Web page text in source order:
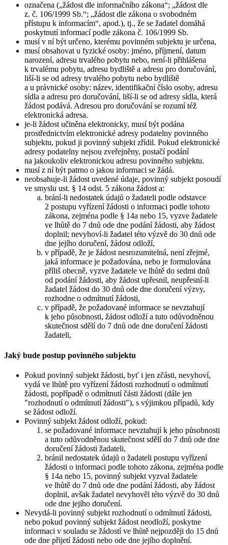
označena („žádost dle informačního zákona“; „žádost dle
z. č. 106/1999 Sb.“; „žádost dle zákona o svobodném
přístupu k informacím“, apod.), tj., že se žadatel domáhá
poskytnutí informací podle zákona č. 106/1999 Sb.
musí v ní být určeno, kterému povinném subjektu je určena,
musí obsahovat u fyzické osoby: jméno, příjmení, datum
narození, adresu trvalého pobytu nebo, není-li přihlášena
k trvalému pobytu, adresu bydliště a adresu pro doručování,
liší-li se od adresy trvalého pobytu nebo bydliště
a u právnické osoby: název, identifikační číslo osoby, adresu
sídla a adresu pro doručování, liší-li se od adresy sídla, která
žádost podává. Adresou pro doručování se rozumí též
elektronická adresa.
je-li žádost učiněna elektronicky, musí být podána
prostřednictvím elektronické adresy podatelny povinného
subjektu, pokud ji povinný subjekt zřídil. Pokud elektronické
adresy podatelny nejsou zveřejněny, postačí podání
na jakoukoliv elektronickou adresu povinného subjektu.
musí z ní být patrno o jakou informaci se žádá.
neobsahuje-li žádost uvedené údaje, povinný subjekt posoudí
ve smyslu ust. § 14 odst. 5 zákona žádost a:
brání-li nedostatek údajů o žadateli podle odstavce
2 postupu vyřízení žádosti o informaci podle tohoto
zákona, zejména podle § 14a nebo 15, vyzve žadatele
ve lhůtě do 7 dnů ode dne podání žádosti, aby žádost
doplnil; nevyhoví-li žadatel této výzvě do 30 dnů ode
dne jejího doručení, žádost odloží,
v případě, že je žádost nesrozumitelná, není zřejmé,
jaká informace je požadována, nebo je formulována
příliš obecně, vyzve žadatele ve lhůtě do sedmi dnů
od podání žádosti, aby žádost upřesnil, neupřesní-li
žadatel žádost do 30 dnů ode dne doručení výzvy,
rozhodne o odmítnutí žádosti,
v případě, že požadované informace se nevztahují
k jeho působnosti, žádost odloží a tuto odůvodněnou
skutečnost sdělí do 7 dnů ode dne doručení žádosti
žadateli,
Jaký bude postup povinného subjektu
Pokud povinný subjekt žádosti, byť i jen zčásti, nevyhoví,
vydá ve lhůtě pro vyřízení žádosti rozhodnutí o odmítnutí
žádosti, popřípadě o odmítnutí části žádosti (dále jen
"rozhodnutí o odmítnutí žádosti"), s výjimkou případů, kdy
se žádost odloží.
Povinný subjekt žádost odloží, pokud:
se požadované informace nevztahují k jeho působnosti
a tuto odůvodněnou skutečnost sdělí do 7 dnů ode dne
doručení žádosti žadateli,
bránil nedostatek údajů o žadateli postupu vyřízení
žádosti o informaci podle tohoto zákona, zejména podle
§ 14a nebo 15, povinný subjekt vyzval žadatele
ve lhůtě do 7 dnů ode dne podání žádosti, aby žádost
doplnil, avšak žadatel nevyhověl této výzvě do 30 dnů
ode dne jejího doručení.
Nevydá-li povinný subjekt rozhodnutí o odmítnutí žádosti,
nebo pokud povinný subjekt žádost neodloží, poskytne
informaci v souladu se žádostí ve lhůtě nejpozději do 15 dnů
ode dne přijetí žádosti nebo ode dne jejího doplnění.